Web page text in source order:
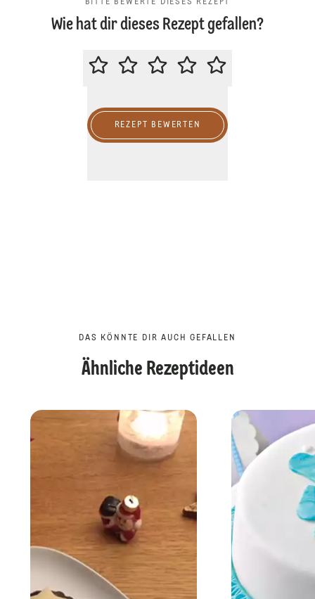
BITTE BEWERTE DIESES REZEPT
Wie hat dir dieses Rezept gefallen?
BITTE BEWERTE DIESES REZEPT
REZEPT BEWERTEN
DAS KÖNNTE DIR AUCH GEFALLEN
Ähnliche Rezeptideen